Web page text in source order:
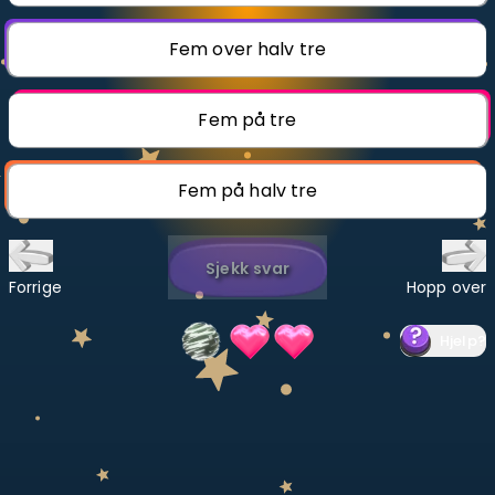
Bestill privatundervisning
Inviter en venn
Velg læreplan
Fem over halv tre
Fem på tre
Fem på halv tre
Forrige
Sjekk svar
Hopp over
?